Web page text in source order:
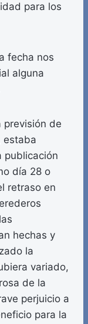
para los
fecha nos
alguna
previsión de
estaba
publicación
día 28 o
retraso en
hechas y
la
variado,
de la
perjuicio a
para la